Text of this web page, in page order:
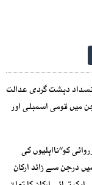
مقدمات میں انسداد دہشت گردی عدالت
دیا، جن میں قومی اسمبلی اور
کو‘‘نااہلیوں کی
درجن سے زائد ارکان